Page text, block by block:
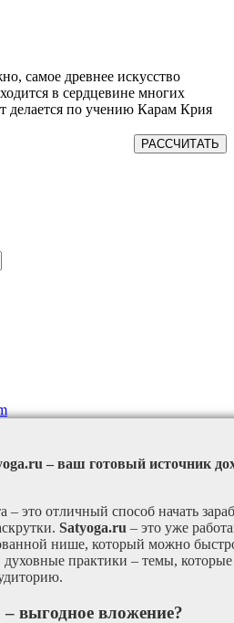
самое древнее искусство
в сердцевине многих
делается по учению Карам Крия
РАССЧИТАТЬ
– ваш готовый источник
– это отличный способ начать
Satyoga.ru – это уже
нише, который можно
практики – темы, которые
выгодное вложение?